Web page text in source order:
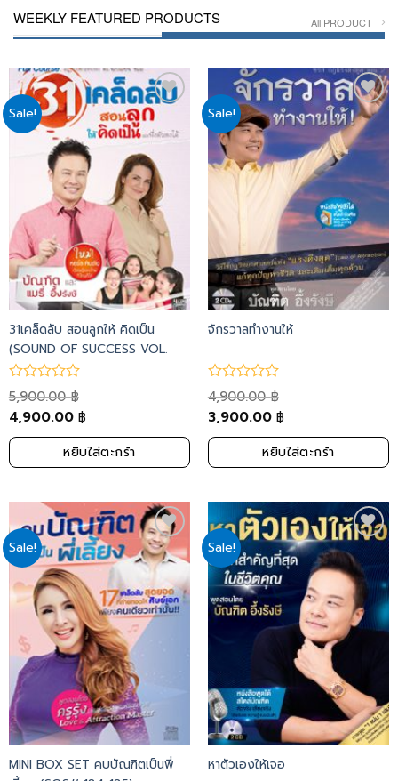
WEEKLY FEATURED PRODUCTS All PRODUCT
Sale!
Add
to
wishlist
31เคล็ดลับ สอนลูกให้ คิดเป็น
(SOUND OF SUCCESS VOL.
153-156)
5,900.00฿
4,900.00 ฿
หยิบใส่ตะกร้า
Sale!
Add
to
wishlist
จักรวาลทำงานให้
4,900.00฿
3,900.00 ฿
หยิบใส่ตะกร้า
Sale!
Add
to
wishlist
MINI BOX SET คบบัณฑิตเป็นพี่
Sale!
Add
to
wishlist
หาตัวเองให้เจอ